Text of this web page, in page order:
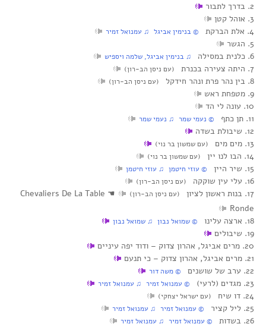
2. בדרך לתבור
3. אוהל קטן
4. אלת הברקת
© בנימין אביגל ♫ עמנואל זמיר
5. הגשר
6. כלנית במסילה
♫ בנימין אביגל, שלמה ויספיש
7. היתה צעירה בכנרת (עם ניסן הב-רון)
8. בין נהר פרת ונהר חידקל (עם ניסן הב-רון)
9. מטפחת ראש
10. עונה לי הד
11. תן כתף
© נעמי שמר ♫ נעמי שמר
12. שיבולת בשדה
13. מים מים
(עם שמשון בר נוי)
14. הבו לנו יין (עם שמשון בר נוי)
15. שיר היין © עוזי חיטמן ♫ עוזי חיטמן
16. עלי עין שוקקה (עם ניסן הב-רון)
17. בנות ראשון לציון (עם ניסן הב-רון) ☚
Chevaliers De La Table
Ronde
18. ארצה עלינו
© שמואל נבון ♫ שמואל נבון
19. שיבולים
20. מרים אביגל, אהרון צדוק‏ – ודוד יפה עיניים
21. מרים אביגל, אהרון צדוק‏ – כי תנעם
22. ערב של שושנים
© משה דור
23. מגדים (לרעי) © עמנואל זמיר ♫ עמנואל זמיר
24. דו שיח (עם ישראל יצחקי)
25. ליל קציר © עמנואל זמיר ♫ עמנואל זמיר
26. בשדות © עמנואל זמיר ♫ עמנואל זמיר